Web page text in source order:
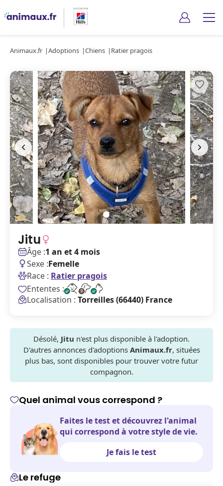
Animaux.fr Adoptions Chiens Ratier pragois
Jitu
Âge :1 an et 4 mois
Sexe :Femelle
Race : Ratier pragois
Ententes :
Localisation : Torreilles (66440) France
Désolé, Jitu n'est plus disponible à l'adoption.
D'autres annonces d'adoptions Animaux.fr, situées
plus bas, sont disponibles pour trouver votre futur
compagnon.
Quel animal vous correspond ?
Faites le test et découvrez l'animal
qui correspond à votre style de vie.
Je fais le test
Le refuge